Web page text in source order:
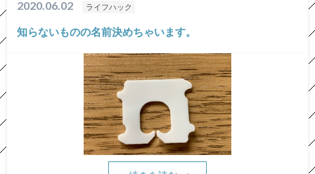
2020.06.02 ライフハック
知らないものの名前決めちゃいます。